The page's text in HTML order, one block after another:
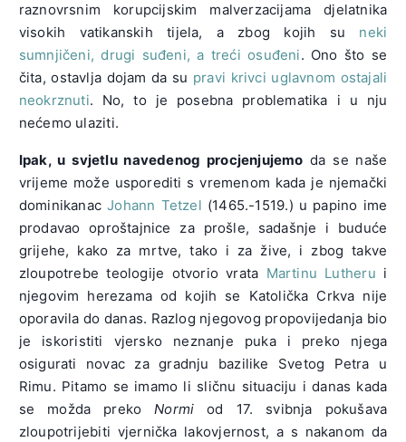
raznovrsnim korupcijskim malverzacijama djelatnika
visokih vatikanskih tijela, a zbog kojih su neki
sumnjičeni, drugi suđeni, a treći osuđeni. Ono što se
čita, ostavlja dojam da su pravi krivci uglavnom ostajali
neokrznuti. No, to je posebna problematika i u nju
nećemo ulaziti.
Ipak, u svjetlu navedenog procjenjujemo da se naše
vrijeme može usporediti s vremenom kada je njemački
dominikanacJohann Tetzel (1465.-1519.) u papino ime
prodavao oproštajnice za prošle, sadašnje i buduće
grijehe, kako za mrtve, tako i za žive, i zbog takve
zloupotrebe teologije otvorio vrata Martinu Lutheru i
njegovim herezama od kojih se Katolička Crkva nije
oporavila do danas. Razlog njegovog propovijedanja bio
je iskoristiti vjersko neznanje puka i preko njega
osigurati novac za gradnju bazilike Svetog Petra u
Rimu. Pitamo se imamo li sličnu situaciju i danas kada
se možda prekoNormi od 17. svibnja pokušava
zloupotrijebiti vjernička lakovjernost, a s nakanom da